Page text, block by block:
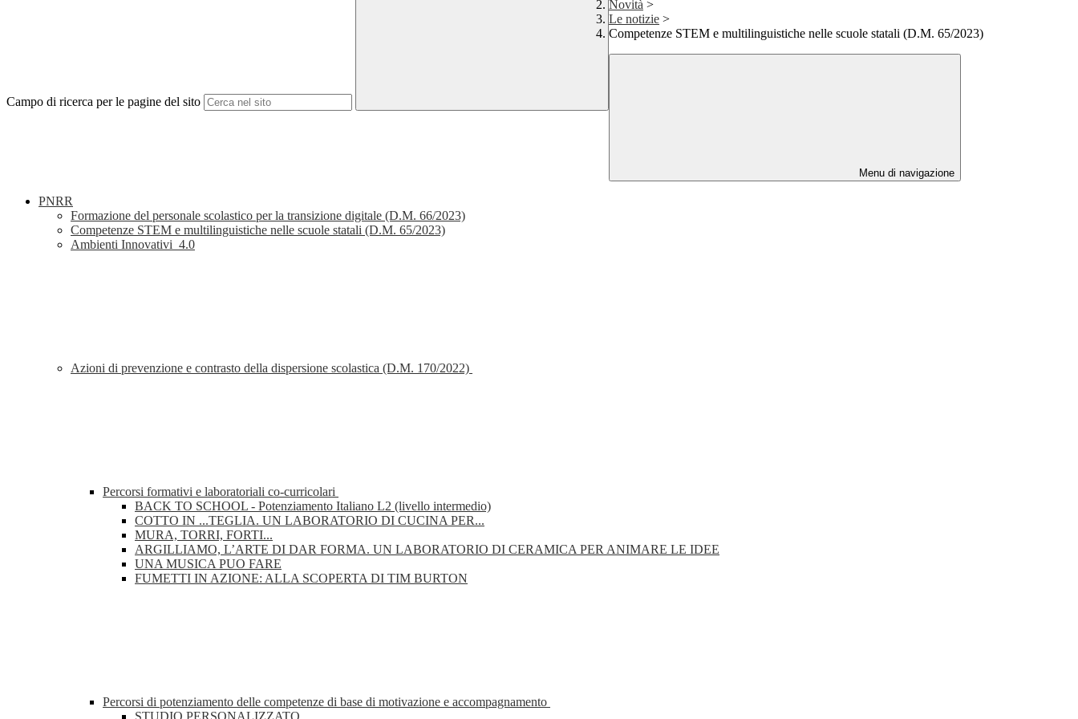
Campo di ricerca per le pagine del sito
Novità >
Le notizie >
Competenze STEM e multilinguistiche nelle scuole statali (D.M. 65/2023)
Menu di navigazione
PNRR
Formazione del personale scolastico per la transizione digitale (D.M. 66/2023)
Competenze STEM e multilinguistiche nelle scuole statali (D.M. 65/2023)
Ambienti Innovativi_4.0
Azioni di prevenzione e contrasto della dispersione scolastica (D.M. 170/2022)
Percorsi formativi e laboratoriali co-curricolari
BACK TO SCHOOL - Potenziamento Italiano L2 (livello intermedio)
COTTO IN ...TEGLIA. UN LABORATORIO DI CUCINA PER...
MURA, TORRI, FORTI...
ARGILLIAMO, L’ARTE DI DAR FORMA. UN LABORATORIO DI CERAMICA PER ANIMARE LE IDEE
UNA MUSICA PUO FARE
FUMETTI IN AZIONE: ALLA SCOPERTA DI TIM BURTON
Percorsi di potenziamento delle competenze di base di motivazione e accompagnamento